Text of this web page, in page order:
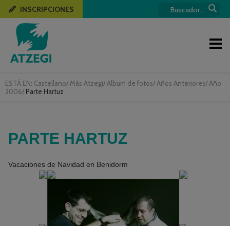
ESTÁ EN: Castellano/ Más Atzegi/ Album de fotos/ Años Anteriores/ Año
2006/ Parte Hartuz
INSCRIPCIONES
PARTE HARTUZ
Vacaciones de Navidad en Benidorm